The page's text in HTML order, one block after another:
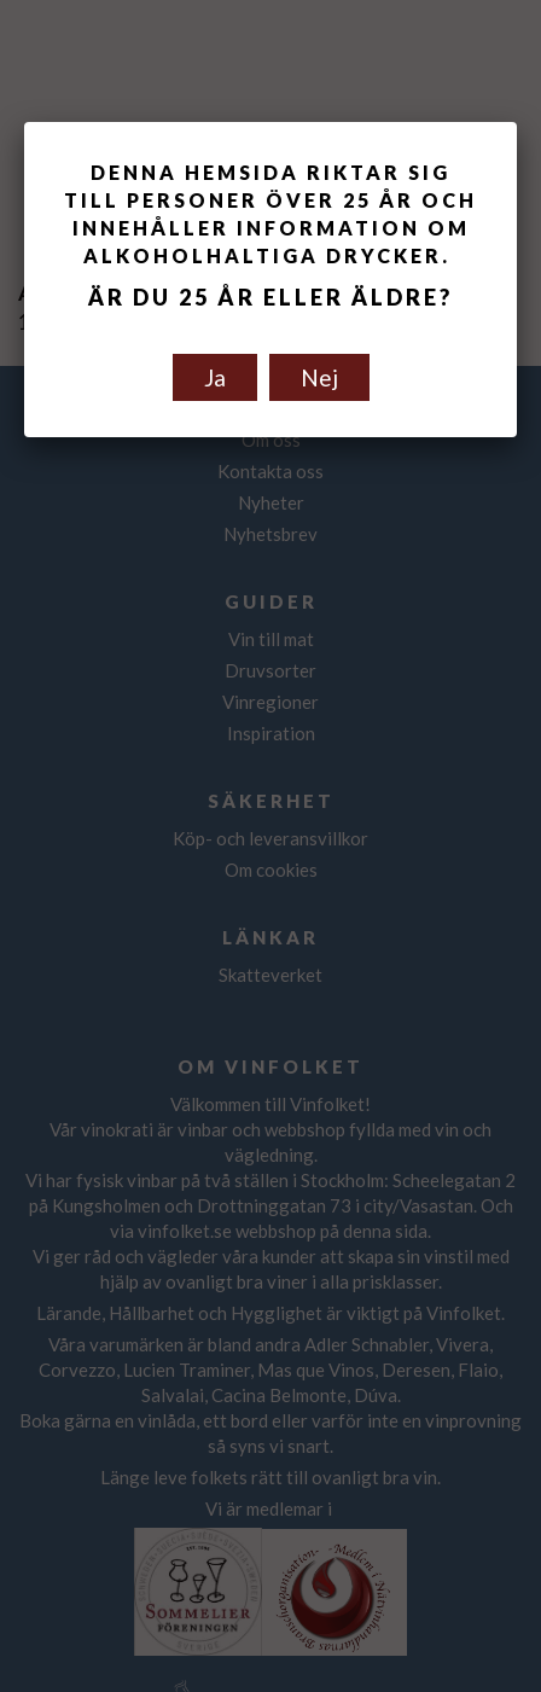
Spara som favorit
Artikelnummer:
155102-20
VINFOLKET
Om oss
Kontakta oss
Nyheter
Nyhetsbrev
GUIDER
Vin till mat
Druvsorter
Vinregioner
Inspiration
SÄKERHET
Köp- och leveransvillkor
Om cookies
LÄNKAR
Skatteverket
OM VINFOLKET
Välkommen till Vinfolket!
Vår vinokrati är vinbar och webbshop fyllda med vin och
vägledning.
Vi har fysisk vinbar på två ställen i Stockholm: Scheelegatan 2
på Kungsholmen och Drottninggatan 73 i city/Vasastan. Och
via vinfolket.se webbshop på denna sida.
Vi ger råd och vägleder våra kunder att skapa sin vinstil med
hjälp av ovanligt bra viner i alla prisklasser.
Lärande, Hållbarhet och Hygglighet är viktigt på Vinfolket.
Våra varumärken är bland andra Adler Schnabler, Vivera,
Corvezzo, Lucien Traminer, Mas que Vinos, Deresen, Flaio,
Salvalai, Cacina Belmonte, Dúva.
Boka gärna en vinlåda, ett bord eller varför inte en vinprovning
så syns vi snart.
Länge leve folkets rätt till ovanligt bra vin.
Vi är medlemar i
DENNA HEMSIDA RIKTAR SIG
TILL PERSONER ÖVER 25 ÅR OCH
INNEHÅLLER INFORMATION OM
ALKOHOLHALTIGA DRYCKER.
ÄR DU 25 ÅR ELLER ÄLDRE?
Ja Nej